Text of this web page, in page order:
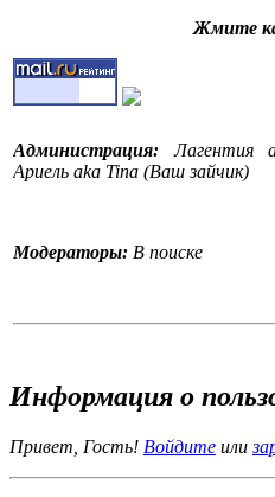
Жмите
Администрация:
Лагентия
Ариель aka Tina (Ваш зайчик)
Модераторы: В поиске
События на форуме:
•Конкурс рассказов
это, я думаю, вам уже
Информация о
Привет, Гость! Войдите или